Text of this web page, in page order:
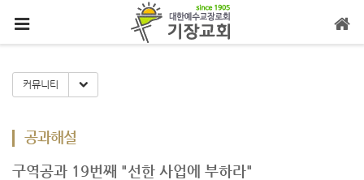
커뮤니티 Toggle Dropdown
공과해설
구역공과 19번째 "선한 사업에 부하라"